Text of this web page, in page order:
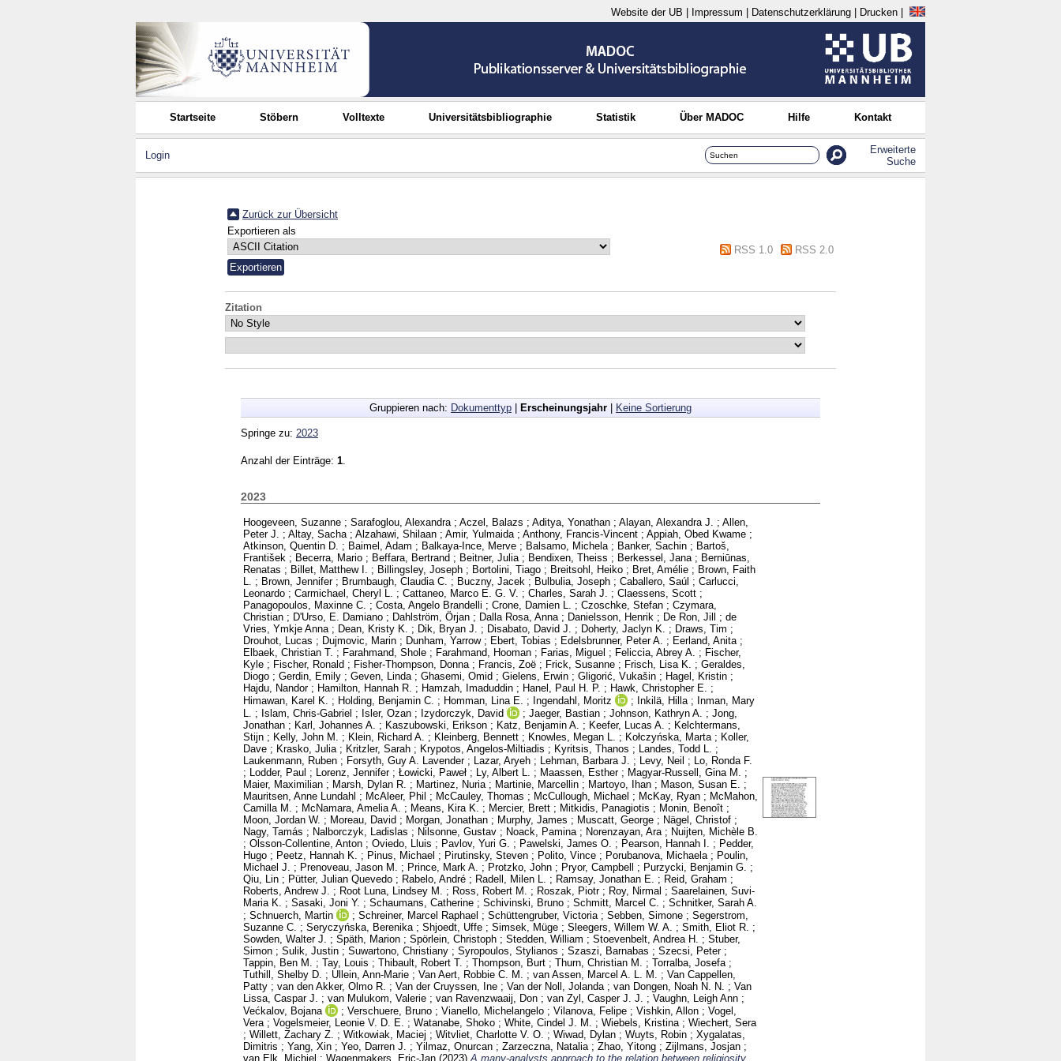
Website der UB Impressum Datenschutzerklärung Drucken
Startseite Stöbern Volltexte Universitätsbibliographie Statistik Über MADOC Hilfe Kontakt
Login
Erweiterte
Suche
Zurück zur Übersicht
Exportieren als
RSS 1.0
RSS 2.0
Zitation
Gruppieren nach: Dokumenttyp Erscheinungsjahr Keine Sortierung
Springe zu: 2023
Anzahl der Einträge: 1
2023
Hoogeveen, Suzanne ; Sarafoglou, Alexandra ; Aczel, Balazs ; Aditya, Yonathan ; Alayan, Alexandra J. ; Allen,
Peter J.
; Altay, Sacha ; Alzahawi, Shilaan ; Amir, Yulmaida ; Anthony, Francis-Vincent ; Appiah, Obed Kwame ;
Atkinson, Quentin D. ; Baimel, Adam ; Balkaya-Ince, Merve ; Balsamo, Michela ; Banker, Sachin ; Bartoš,
František ; Becerra, Mario ; Beffara, Bertrand ; Beitner, Julia ; Bendixen, Theiss ; Berkessel, Jana ; Berniūnas,
Renatas ; Billet, Matthew I. ; Billingsley, Joseph ; Bortolini, Tiago ; Breitsohl, Heiko ; Bret, Amélie ; Brown, Faith
; Brown, Jennifer; Brumbaugh, Claudia C. ; Buczny, Jacek ; Bulbulia, Joseph ; Caballero, Saúl ; Carlucci,
Leonardo ; Carmichael, Cheryl L. ; Cattaneo, Marco E. G. V. ; Charles, Sarah J. ; Claessens, Scott ;
Panagopoulos, Maxinne C. ; Costa, Angelo Brandelli ; Crone, Damien L. ; Czoschke, Stefan ; Czymara,
Christian ; D'Urso, E. Damiano ; Dahlström, Örjan ; Dalla Rosa, Anna ; Danielsson, Henrik ; De Ron, Jill ; de
Vries, Ymkje Anna ; Dean, Kristy K. ; Dik, Bryan J. ; Disabato, David J. ; Doherty, Jaclyn K. ; Draws, Tim ;
Drouhot, Lucas ; Dujmovic, Marin ; Dunham, Yarrow; Ebert, Tobias ; Edelsbrunner, Peter A. ; Eerland, Anita ;
Elbaek, Christian T. ; Farahmand, Shole ; Farahmand, Hooman ; Farias, Miguel ; Feliccia, Abrey A. ; Fischer,
Kyle ; Fischer, Ronald ; Fisher-Thompson, Donna ; Francis, Zoë ; Frick, Susanne ; Frisch, Lisa K. ; Geraldes,
Diogo ; Gerdin, Emily ; Geven, Linda ; Ghasemi, Omid ; Gielens, Erwin ; Gligorić, Vukašin ; Hagel, Kristin ;
Hajdu, Nandor; Hamilton, Hannah R. ; Hamzah, Imaduddin ; Hanel, Paul H. P. ; Hawk, Christopher E.
;
Himawan, Karel K.
; Holding, Benjamin C. ; Homman, Lina E. ; Ingendahl, Moritz ; Inkilä, Hilla ; Inman, Mary
; Islam, Chris-Gabriel ; Isler, Ozan ; Izydorczyk, David ; Jaeger, Bastian ; Johnson, Kathryn A. ; Jong,
Jonathan ; Karl, Johannes A. ; Kaszubowski, Erikson ; Katz, Benjamin A. ; Keefer, Lucas A. ; Kelchtermans,
Stijn ; Kelly, John M. ; Klein, Richard A. ; Kleinberg, Bennett ; Knowles, Megan L. ; Kołczyńska, Marta ; Koller,
Dave ; Krasko, Julia ; Kritzler, Sarah ; Krypotos, Angelos-Miltiadis ; Kyritsis, Thanos ; Landes, Todd L.
;
Laukenmann, Ruben ; Forsyth, Guy A. Lavender; Lazar, Aryeh ; Lehman, Barbara J. ; Levy, Neil ;
Lo, Ronda F.
;
Lodder, Paul ; Lorenz, Jennifer; Łowicki, Paweł ; Ly, Albert L. ; Maassen, Esther; Magyar-Russell, Gina M.
;
Maier, Maximilian ; Marsh, Dylan R. ; Martinez, Nuria ; Martinie, Marcellin ; Martoyo, Ihan ; Mason, Susan E.
;
Mauritsen, Anne Lundahl ; McAleer, Phil ; McCauley, Thomas ; McCullough, Michael ; McKay, Ryan ; McMahon,
Camilla M.
; McNamara, Amelia A. ; Means, Kira K. ; Mercier, Brett ; Mitkidis, Panagiotis ; Monin, Benoît ;
Moon, Jordan W. ; Moreau, David ; Morgan, Jonathan ; Murphy, James ; Muscatt, George ; Nägel, Christof ;
Nagy, Tamás ; Nalborczyk, Ladislas ; Nilsonne, Gustav ; Noack, Pamina ; Norenzayan, Ara ; Nuijten, Michèle B.
; Olsson-Collentine, Anton ; Oviedo, Lluis ; Pavlov, Yuri G. ; Pawelski, James O. ; Pearson, Hannah I. ; Pedder,
Hugo ; Peetz, Hannah K. ; Pinus, Michael ; Pirutinsky, Steven ; Polito, Vince ; Porubanova, Michaela ; Poulin,
Michael J.
; Prenoveau, Jason M. ; Prince, Mark A. ; Protzko, John ; Pryor, Campbell ; Purzycki, Benjamin G. ;
Qiu, Lin ; Pütter, Julian Quevedo ; Rabelo, André ; Radell, Milen L. ; Ramsay, Jonathan E. ; Reid, Graham ;
Roberts, Andrew J.
; Root Luna, Lindsey M. ; Ross, Robert M. ; Roszak, Piotr; Roy, Nirmal ; Saarelainen, Suvi-
Maria K.
; Sasaki, Joni Y. ; Schaumans, Catherine ; Schivinski, Bruno ; Schmitt, Marcel C. ; Schnitker, Sarah A.
; Schnuerch, Martin ; Schreiner, Marcel Raphael ; Schüttengruber, Victoria ; Sebben, Simone ; Segerstrom,
Suzanne C. ; Seryczyńska, Berenika ; Shjoedt, Uffe ; Simsek, Müge ; Sleegers, Willem W. A. ; Smith, Eliot R. ;
Sowden, Walter J.
; Späth, Marion ; Spörlein, Christoph ; Stedden, William ; Stoevenbelt, Andrea H. ; Stuber,
Simon ; Sulik, Justin ; Suwartono, Christiany ; Syropoulos, Stylianos ; Szaszi, Barnabas ; Szecsi, Peter;
Tappin, Ben M.
; Tay, Louis ; Thibault, Robert T. ; Thompson, Burt ; Thurn, Christian M. ; Torralba, Josefa ;
Tuthill, Shelby D. ; Ullein, Ann-Marie ; Van Aert, Robbie C. M. ; van Assen, Marcel A. L. M. ; Van Cappellen,
Patty ; van den Akker, Olmo R. ; Van der Cruyssen, Ine ; Van der Noll, Jolanda ; van Dongen, Noah N. N. ; Van
Lissa, Caspar J.
; van Mulukom, Valerie ; van Ravenzwaaij, Don ; van Zyl, Casper J. J. ; Vaughn, Leigh Ann ;
Većkalov, Bojana
; Verschuere, Bruno ; Vianello, Michelangelo ; Vilanova, Felipe ; Vishkin, Allon ; Vogel,
Vera ; Vogelsmeier, Leonie V. D. E. ; Watanabe, Shoko ; White, Cindel J. M. ; Wiebels, Kristina ; Wiechert, Sera
; Willett, Zachary Z. ; Witkowiak, Maciej ; Witvliet, Charlotte V. O. ; Wiwad, Dylan ; Wuyts, Robin ; Xygalatas,
Dimitris ; Yang, Xin ; Yeo, Darren J. ; Yilmaz, Onurcan ; Zarzeczna, Natalia ; Zhao, Yitong ; Zijlmans, Josjan ;
van Elk, Michiel ; Wagenmakers, Eric-Jan (2023) A many-analysts approach to the relation between religiosity